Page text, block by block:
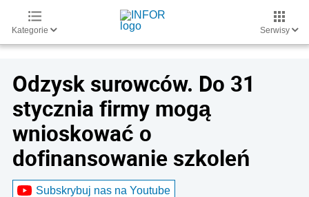
Kategorie Serwisy
Odzysk surowców. Do 31
stycznia firmy mogą
wnioskować o
dofinansowanie szkoleń
Subskrybuj nas na Youtube